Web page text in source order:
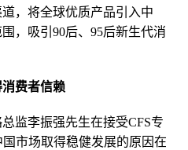
，将全球优质产品引入中
，吸引90后、95后新生代消
费者信赖
监李振强先生在接受CFS专
市场取得稳健发展的原因在